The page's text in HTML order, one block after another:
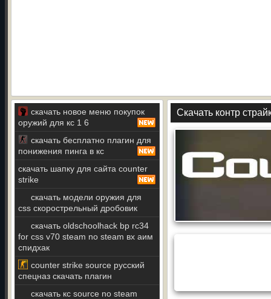
скачать новое меню покупок
оружий для кс 1 6
скачать бесплатно плагин для
понижения пинга в кс
скачать шапку для сайта counter
strike
скачать модели оружия для
css скорострельный дробовик
скачать oldschoolhack bp rc34
for css v70 steam no steam вх аим
спидхак
counter strike source русский
спецназ скачать плагин
скачать кс source no steam
Скачать контр